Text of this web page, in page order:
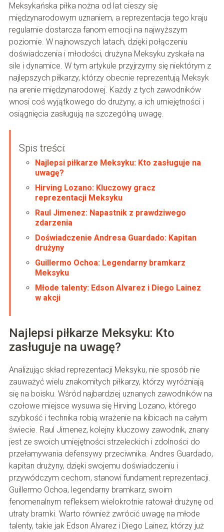
Meksykańska piłka nożna od lat cieszy się
międzynarodowym uznaniem, a reprezentacja tego kraju
regularnie dostarcza fanom emocji na najwyższym
poziomie. W najnowszych latach, dzięki połączeniu
doświadczenia i młodości, drużyna Meksyku zyskała na
sile i dynamice. W tym artykule przyjrzymy się niektórym z
najlepszych piłkarzy, którzy obecnie reprezentują Meksyk
na arenie międzynarodowej. Każdy z tych zawodników
wnosi coś wyjątkowego do drużyny, a ich umiejętności i
osiągnięcia zasługują na szczególną uwagę.
Spis treści:
Najlepsi piłkarze Meksyku: Kto zasługuje na
uwagę?
Hirving Lozano: Kluczowy gracz
reprezentacji Meksyku
Raul Jimenez: Napastnik z prawdziwego
zdarzenia
Doświadczenie Andresa Guardado: Kapitan
drużyny
Guillermo Ochoa: Legendarny bramkarz
Meksyku
Młode talenty: Edson Alvarez i Diego Lainez
w akcji
Najlepsi piłkarze Meksyku: Kto
zasługuje na uwagę?
Analizując skład reprezentacji Meksyku, nie sposób nie
zauważyć wielu znakomitych piłkarzy, którzy wyróżniają
się na boisku. Wśród najbardziej uznanych zawodników na
czołowe miejsce wysuwa się Hirving Lozano, którego
szybkość i technika robią wrażenie na kibicach na całym
świecie. Raul Jimenez, kolejny kluczowy zawodnik, znany
jest ze swoich umiejętności strzeleckich i zdolności do
przełamywania defensywy przeciwnika. Andres Guardado,
kapitan drużyny, dzięki swojemu doświadczeniu i
przywódczym cechom, stanowi fundament reprezentacji.
Guillermo Ochoa, legendarny bramkarz, swoim
fenomenalnym refleksem wielokrotnie ratował drużynę od
utraty bramki. Warto również zwrócić uwagę na młode
talenty, takie jak Edson Alvarez i Diego Lainez, którzy już